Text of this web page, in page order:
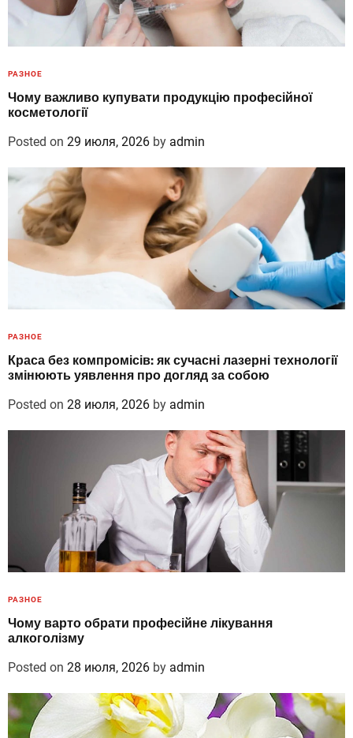
РАЗНОЕ
Чому важливо купувати продукцію професійної
косметології
Posted on 29 июля, 2026 by admin
РАЗНОЕ
Краса без компромісів: як сучасні лазерні технології
змінюють уявлення про догляд за собою
Posted on 28 июля, 2026 by admin
РАЗНОЕ
Чому варто обрати професійне лікування
алкоголізму
Posted on 28 июля, 2026 by admin